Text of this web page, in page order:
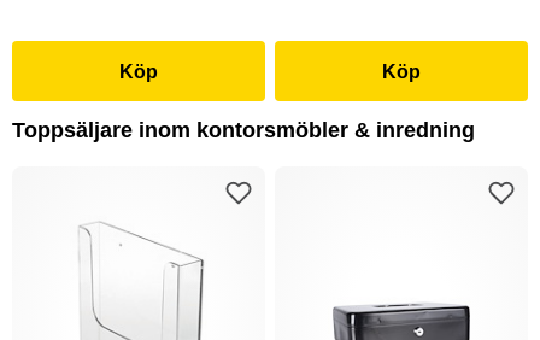
Köp Köp
Toppsäljare inom kontorsmöbler & inredning